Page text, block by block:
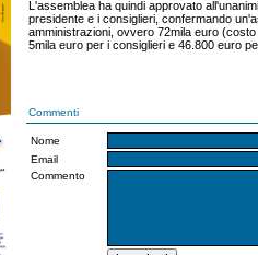
L'assemblea ha quindi approvato
presidente e i consiglieri, confermando
amministrazioni, ovvero 72mila euro
5mila euro per i consiglieri e 46.800 euro
Commenti
Nome
Email
Commento